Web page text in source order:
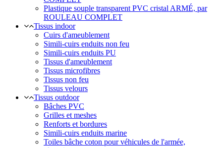
Plastique souple transparent PVC cristal ARMÉ, par
ROULEAU COMPLET
Tissus indoor
Cuirs d'ameublement
Simili-cuirs enduits non feu
Simili-cuirs enduits PU
Tissus d'ameublement
Tissus microfibres
Tissus non feu
Tissus velours
Tissus outdoor
Bâches PVC
Grilles et meshes
Renforts et bordures
Simili-cuirs enduits marine
Toiles bâche coton pour véhicules de l'armée,